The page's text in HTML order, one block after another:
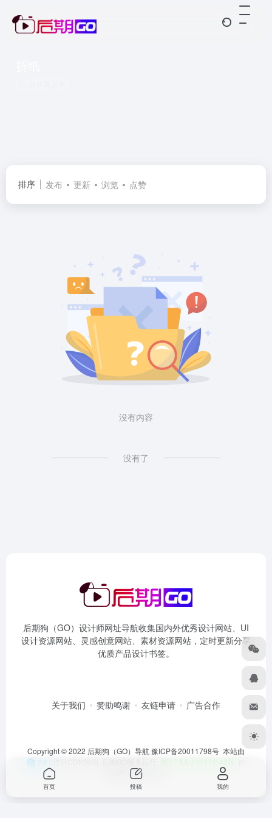
排序 发布 更新 浏览 点赞
没有内容
没有了
后期狗（GO）设计师网址导航收集国内外优秀设计网站、UI
设计资源网站、灵感创意网站、素材资源网站，定时更新分享
优质产品设计书签。
关于我们 赞助鸣谢 友链申请 广告合作
Copyright © 2022 后期狗（GO）导航豫ICP备20011798号 本站由
2607天5小时37分42秒
OneNav强力驱动
首页 投稿 我的